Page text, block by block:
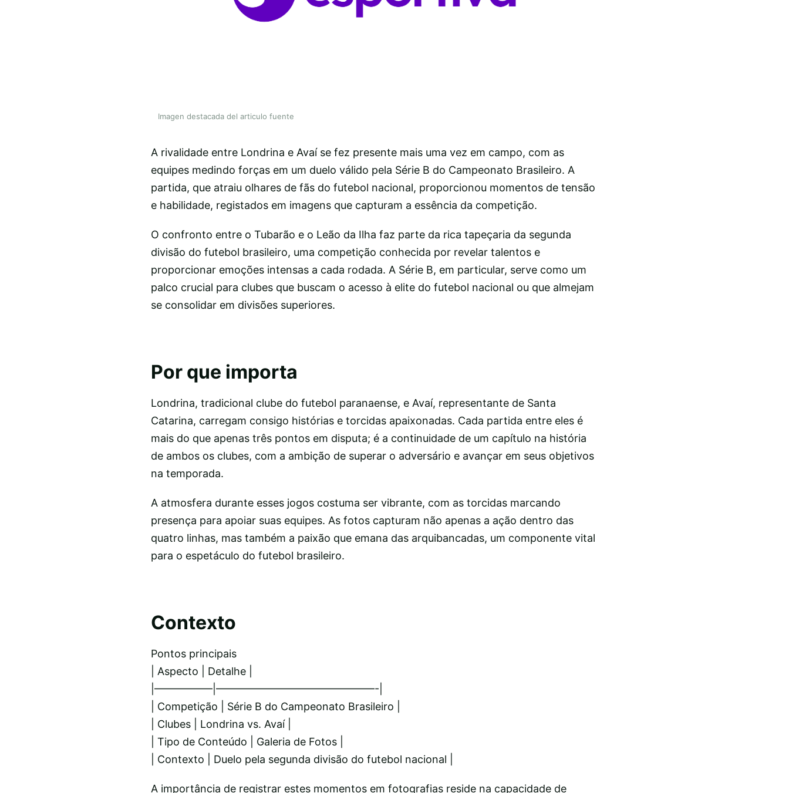
Imagen destacada del articulo fuente
A rivalidade entre Londrina e Avaí se fez presente mais uma vez em campo, com as
equipes medindo forças em um duelo válido pela Série B do Campeonato Brasileiro. A
partida, que atraiu olhares de fãs do futebol nacional, proporcionou momentos de tensão
e habilidade, registados em imagens que capturam a essência da competição.
O confronto entre o Tubarão e o Leão da Ilha faz parte da rica tapeçaria da segunda
divisão do futebol brasileiro, uma competição conhecida por revelar talentos e
proporcionar emoções intensas a cada rodada. A Série B, em particular, serve como um
palco crucial para clubes que buscam o acesso à elite do futebol nacional ou que almejam
se consolidar em divisões superiores.
Por que importa
Londrina, tradicional clube do futebol paranaense, e Avaí, representante de Santa
Catarina, carregam consigo histórias e torcidas apaixonadas. Cada partida entre eles é
mais do que apenas três pontos em disputa; é a continuidade de um capítulo na história
de ambos os clubes, com a ambição de superar o adversário e avançar em seus objetivos
na temporada.
A atmosfera durante esses jogos costuma ser vibrante, com as torcidas marcando
presença para apoiar suas equipes. As fotos capturam não apenas a ação dentro das
quatro linhas, mas também a paixão que emana das arquibancadas, um componente vital
para o espetáculo do futebol brasileiro.
Contexto
Pontos principais
| Aspecto | Detalhe |
|—————–|———————————————-|
| Competição | Série B do Campeonato Brasileiro |
| Clubes | Londrina vs. Avaí |
| Tipo de Conteúdo | Galeria de Fotos |
| Contexto | Duelo pela segunda divisão do futebol nacional |
A importância de registrar estes momentos em fotografias reside na capacidade de